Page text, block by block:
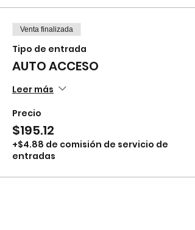
Venta finalizada
Tipo de entrada
AUTO ACCESO
Leer más
Precio
$195.12
+$4.88 de comisión de servicio de
entradas